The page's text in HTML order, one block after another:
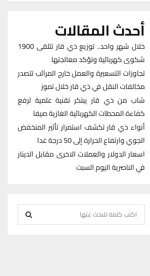
أحدث المقالات
خلال شهر واحد.. توزيع ذي قار تتلقى 1900
شكوى كهربائية وتؤكد معالجتها
تجاوزات التسعيرة والعمل خارج المرائب تتصدر
مخالفات النقل في ذي قار خلال تموز
شاب من ذي قار يبتكر تقنية علمية لرفع
كفاءة المحطات الكهربائية الغازية صيفا
أنواء ذي قار تكشف استمرار تأثير المنخفض
الجوي وارتفاع الحرارة إلى 50 درجة غدا
اسعار الدولار والعملات الاخرى مقابل الدينار
في الناصرية اليوم السبت
e